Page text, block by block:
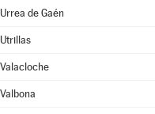
Urrea de Gaén
Utrillas
Valacloche
Valbona